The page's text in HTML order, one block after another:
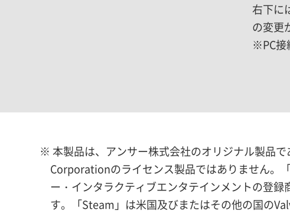
右下に
の変更
※PC接
※ 本製品は、アンサー株式会社のオリジナル製品
Corporationのライセンス製品ではありません。
ー・インタラクティブエンタテインメントの登
す。「Steam」は米国及びまたはその他の国の